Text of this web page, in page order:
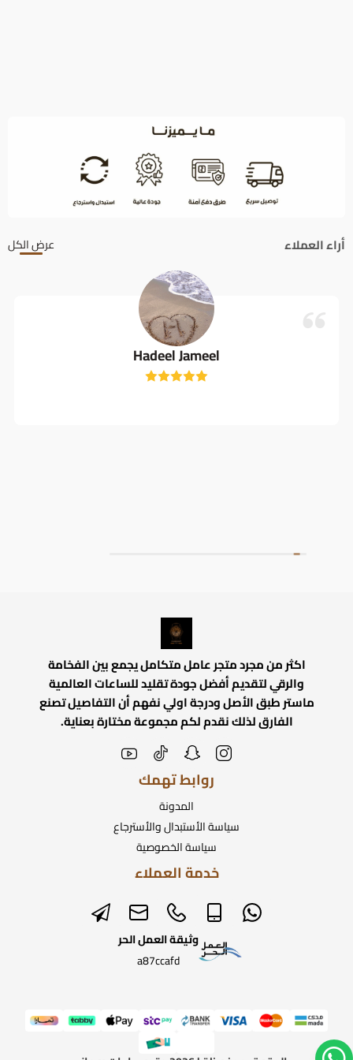
أراء العملاء عرض الكل
Hadeel Jameel
اكثر من مجرد متجر عامل متكامل يجمع بين الفخامة
والرقي لتقديم أفضل جودة تقليد للساعات العالمية
ماستر طبق الأصل ودرجة اولي نفهم أن التفاصيل تصنع
الفارق لذلك نقدم لكم مجموعة مختارة بعناية.
روابط تهمك
المدونة
سياسة الأستبدال والأسترجاع
سياسة الخصوصية
خدمة العملاء
وثيقة العمل الحر
a87ccafd